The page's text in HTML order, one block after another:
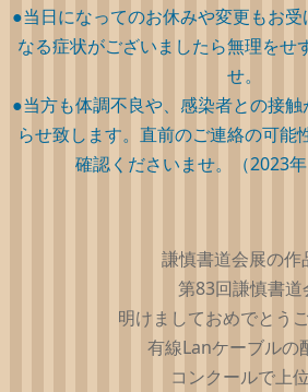
●当日になってのお休みや変更もお
なる症状がございましたら無理をせ
せ。
●当方も体調不良や、感染者との接
らせ致します。直前のご連絡の可能
確認くださいませ。（2023年
謙慎書道会展の作
第83回謙慎書道
明けましておめでとう
有線Lanケーブルの
コンクールで上